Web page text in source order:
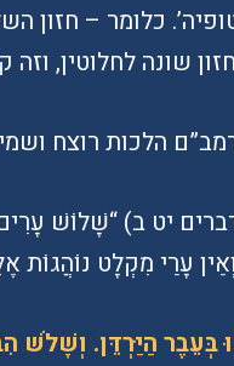
כלומר – חזון
הלכות רוצח